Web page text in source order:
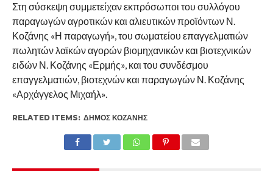
Στη σύσκεψη συμμετείχαν εκπρόσωποι του συλλόγου
παραγωγών αγροτικών και αλιευτικών προϊόντων Ν.
Κοζάνης «Η παραγωγή», του σωματείου επαγγελματιών
πωλητών λαϊκών αγορών βιομηχανικών και βιοτεχνικών
ειδών Ν. Κοζάνης «Ερμής», και του συνδέσμου
επαγγελματιών, βιοτεχνών και παραγωγών Ν. Κοζάνης
«Αρχάγγελος Μιχαήλ».
RELATED ITEMS: ΔΉΜΟΣ ΚΟΖΆΝΗΣ